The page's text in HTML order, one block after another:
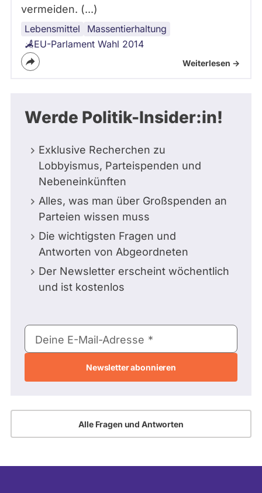
vermeiden. (...)
Lebensmittel
Massentierhaltung
EU-Parlament Wahl 2014
Weiterlesen ->
Werde Politik-Insider:in!
Exklusive Recherchen zu
Lobbyismus, Parteispenden und
Nebeneinkünften
Alles, was man über Großspenden an
Parteien wissen muss
Die wichtigsten Fragen und
Antworten von Abgeordneten
Der Newsletter erscheint wöchentlich
und ist kostenlos
E-
Mail-
Deine E-Mail-Adresse
Alle Fragen und Antworten